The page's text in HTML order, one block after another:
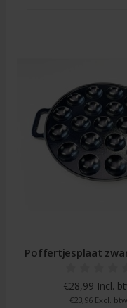
Poffertjesplaat
€28,99 Incl.
€23,96 Excl. btw